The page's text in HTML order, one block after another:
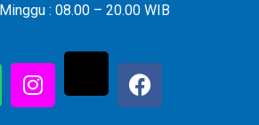
: 08.00 – 20.00 WIB